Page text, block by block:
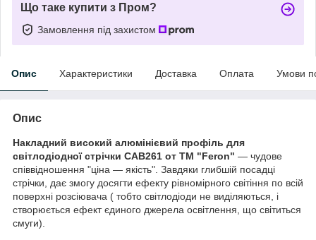
Що таке купити з Пром?
Замовлення під захистом
Опис Характеристики Доставка Оплата Умови
Опис
Накладний високий алюмінієвий профіль для
світлодіодної стрічки CAB261 от ТМ "Feron" — чудове
співвідношення "ціна — якість". Завдяки глибшій посадці
стрічки, дає змогу досягти ефекту рівномірного світіння по всій
поверхні розсіювача ( тобто світлодіоди не виділяються, і
створюється ефект єдиного джерела освітлення, що світиться
смуги).